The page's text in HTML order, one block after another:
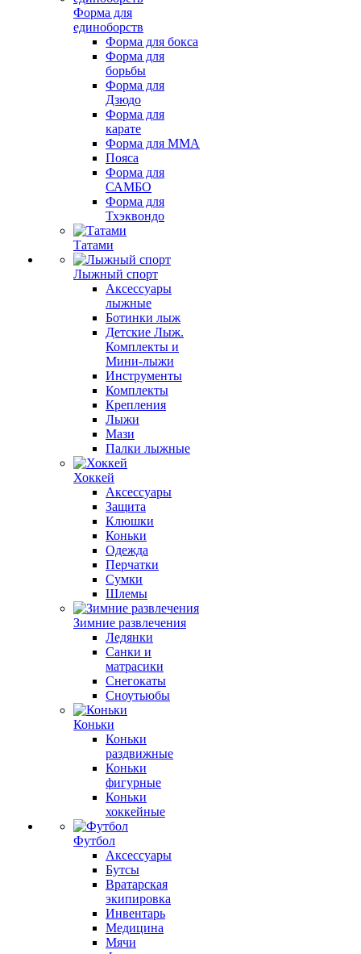
Форма для
единоборств
Форма для бокса
Форма для
борьбы
Форма для
Дзюдо
Форма для
карате
Форма для MMA
Пояса
Форма для
САМБО
Форма для
Тхэквондо
Татами
Лыжный спорт
Аксессуары
лыжные
Ботинки лыж
Детские Лыж.
Комплекты и
Мини-лыжи
Инструменты
Комплекты
Крепления
Лыжи
Мази
Палки лыжные
Хоккей
Аксессуары
Защита
Клюшки
Коньки
Одежда
Перчатки
Сумки
Шлемы
Зимние развлечения
Ледянки
Санки и
матрасики
Снегокаты
Сноутьюбы
Коньки
Коньки
раздвижные
Коньки
фигурные
Коньки
хоккейные
Футбол
Аксессуары
Бутсы
Вратарская
экипировка
Инвентарь
Медицина
Мячи